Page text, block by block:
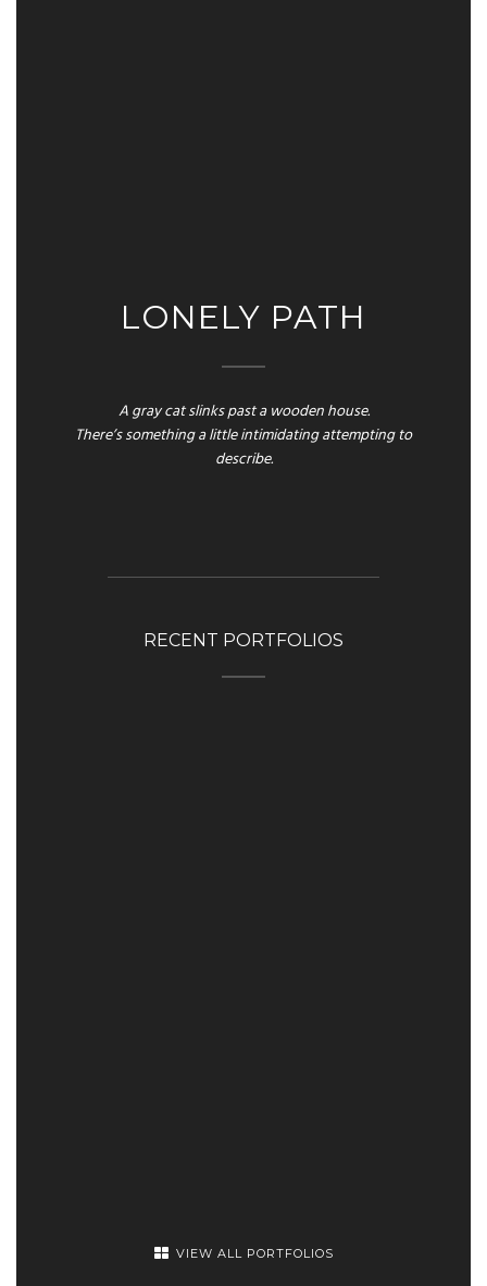
LONELY PATH
A gray cat slinks past a wooden house.
There’s something a little intimidating attempting to
describe.
RECENT PORTFOLIOS
VIEW ALL PORTFOLIOS